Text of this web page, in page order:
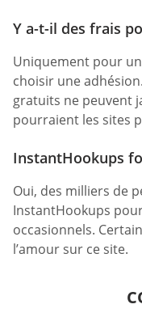
Y a-t-il des frais
Uniquement pour
choisir une
gratuits ne peuvent
pourraient les sites
InstantHookups
Oui, des milliers de
InstantHookups
occasionnels.
l’amour sur ce site.